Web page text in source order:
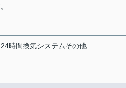
24時間換気システムその他